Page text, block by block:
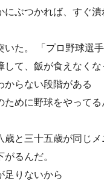
ぶつかれば、すぐ
いた。 「プロ野球選
て、飯が食えなくな
からない段階がある
めに野球をやって
と三十五歳が同じ
るんだ。
足りないから